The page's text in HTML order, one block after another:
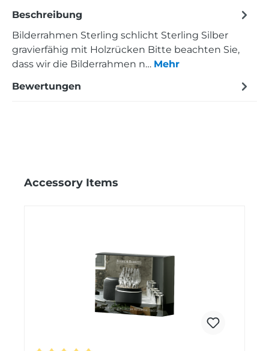
Beschreibung
Bilderrahmen Sterling schlicht Sterling Silber
gravierfähig mit Holzrücken Bitte beachten Sie,
dass wir die Bilderrahmen n… Mehr
Bewertungen
Produktgalerie überspringen
Accessory Items